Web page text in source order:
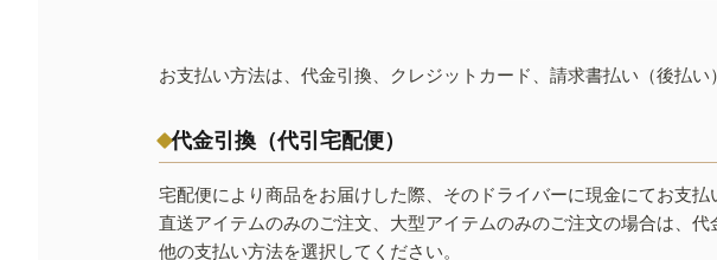
お支払い方法は、代金引換、クレジットカード、請求書払い（後払い
代金引換（代引宅配便）
宅配便により商品をお届けした際、そのドライバーに現金にてお支払
直送アイテムのみのご注文、大型アイテムのみのご注文の場合は、代
他の支払い方法を選択してください。